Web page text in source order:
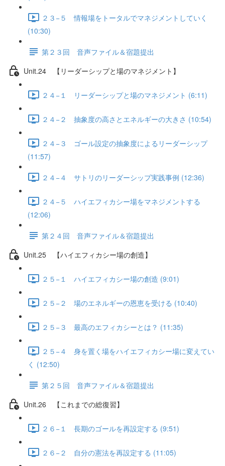
２３−５ 情報場をトータルでマネジメントしていく
(10:30)
第２３回 音声ファイル＆宿題提出
Unit.24 【リーダーシップと場のマネジメント】
２４−１ リーダーシップと場のマネジメント (6:11)
２４−２ 抽象度の高さとエネルギーの大きさ (10:54)
２４−３ ゴール設定の抽象度によるリーダーシップ
(11:57)
２４−４ サトリのリーダーシップ実践事例 (12:36)
２４−５ ハイエフィカシー場をマネジメントする
(12:06)
第２４回 音声ファイル＆宿題提出
Unit.25 【ハイエフィカシー場の創造】
２５−１ ハイエフィカシー場の創造 (9:01)
２５−２ 場のエネルギーの恩恵を受ける (10:40)
２５−３ 最高のエフィカシーとは？ (11:35)
２５−４ 身を置く場をハイエフィカシー場に変えてい
く (12:50)
第２５回 音声ファイル＆宿題提出
Unit.26 【これまでの総復習】
２６−１ 長期のゴールを再設定する (9:51)
２６−２ 自分の憲法を再設定する (11:05)